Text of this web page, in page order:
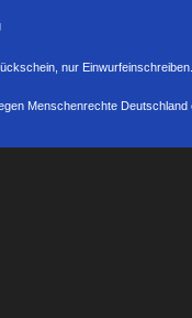
nur Einwurfeinschreiben.
Menschenrechte Deutschland